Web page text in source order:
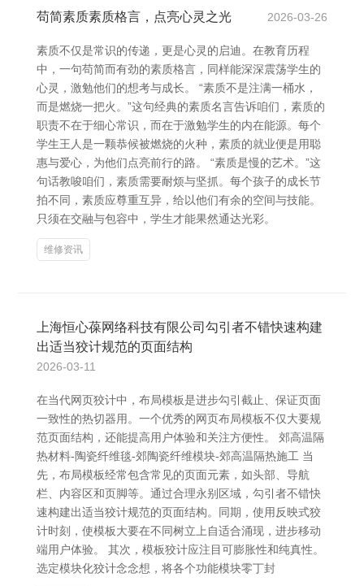
苟简素质素质格言，点亮心灵之光 2026-03-26
素质不仅是常识的传递，更是心灵的启迪。在教育历程
中，一句苟简而有劲的素质格言，同样能深深震荡学生的
心灵，激勉他们的想考与成长。 “素质不是注满一桶水，
而是燃烧一把火。”这句经典的素质名言告诉咱们，素质的
职责不在于细心常识，而在于激勉学生的内在能源。每个
学生王人是一颗恭候被燃烧的火种，素质的就业便是用聪
惠与爱心，为他们点亮前行的路。 “素质是慢的艺术。”这
句话教唆咱们，素质需要耐烦与坚抓。每个孩子的成长节
拍不同，素质应尊重互异，给以他们有余的空间与技能。
只须在交融与包容中，学生才能果然通达光彩。
维修资讯
上海恒心葆网络科技有限公司勾引者不错快速构建
出适当狡计规范的页面结构
2026-03-11
在当代网页狡计中，布局模板是进步勾引截止、保证页面
一致性的热切器用。一个优秀的网页布局模板不仅大要规
范页面结构，还能提高用户体验和关注方便性。 郊高温隔
热材料-陶瓷纤维毯-郊陶瓷纤维模块-郊高温隔热施工 当
先，布局模板经常包含常见的页面元素，如头部、导航
栏、内容区和页脚等。通过合理永别区域，勾引者不错快
速构建出适当狡计规范的页面结构。同期，使用反映式狡
计时刻，使模板大要在不同树立上自适合涌现，进步移动
端用户体验。 其次，模板狡计应注目可膨胀性和纯真性。
选定模块化狡计念念想，将各个功能模块零丁封